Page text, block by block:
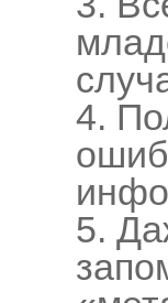
4.
5.